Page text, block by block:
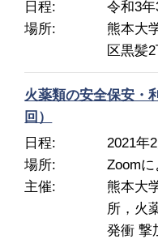
日程
令和3
場所
熊本大
区黒髪2
火薬類の安全保安・
回）
日程
2021年
場所
Zoom
主催
熊本大
所，火
発衝 撃